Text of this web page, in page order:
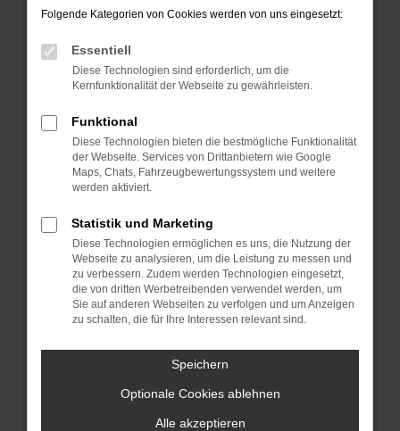
FEHLER: NETWORK
ERROR
Beim Laden ist ein Fehler aufgetreten.
Hier sind ein paar Tipps, die dir helfen
können:
Überprüfe deine Firewall und deine
Internetverbindung.
Laden andere Webseiten, zum Beispiel
deine Suchmaschine?
Prüfe deine Browsererweiterungen.
Manche Erweiterungen, wie
Werbeblocker, können das Laden
bestimmter Seiten verhindern.
Funktioniert die Seite in einem anderen
Browser oder in einem privaten Fenster?
Folgende Kategorien von Cookies werden von uns eingesetzt:
Essentiell
Diese Technologien sind erforderlich, um die
Kernfunktionalität der Webseite zu gewährleisten.
Funktional
Diese Technologien bieten die bestmögliche Funktionalität
der Webseite. Services von Drittanbietern wie Google
Maps, Chats, Fahrzeugbewertungssystem und weitere
werden aktiviert.
Statistik und Marketing
Diese Technologien ermöglichen es uns, die Nutzung der
Webseite zu analysieren, um die Leistung zu messen und
zu verbessern. Zudem werden Technologien eingesetzt,
die von dritten Werbetreibenden verwendet werden, um
Sie auf anderen Webseiten zu verfolgen und um Anzeigen
zu schalten, die für Ihre Interessen relevant sind.
Speichern
Optionale Cookies ablehnen
Alle akzeptieren